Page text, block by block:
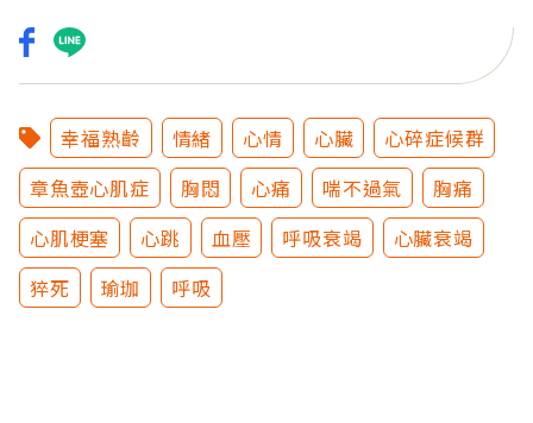
幸福熟齡 情緒 心情 心臟
心碎症候群
章魚壺心肌症
胸悶 心痛 喘不過氣
胸痛
心肌梗塞
心跳 血壓 呼吸衰竭
心臟衰竭
猝死
瑜珈 呼吸